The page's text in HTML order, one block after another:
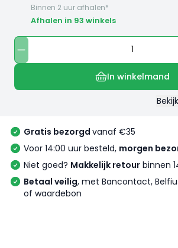
Binnen 2 uur afhalen*
Afhalen in 93 winkels
In winkelmand
Gratis bezorgd vanaf €35
Voor 14:00 uur besteld, morgen
Niet goed? Makkelijk retour binnen
Betaal veilig, met Bancontact,
of waardebon